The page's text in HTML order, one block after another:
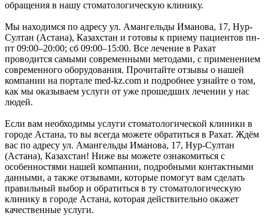
обращения в нашу стоматологическую клинику.
Мы находимся по адресу ул. Амангельды Иманова, 17, Нур-
Султан (Астана), Казахстан и готовы к приему пациентов пн-
пт 09:00–20:00; сб 09:00–15:00. Все лечение в Рахат
проводится самыми современными методами, с применением
современного оборудования. Прочитайте отзывы о нашей
компании на портале med-kz.com и подробнее узнайте о том,
как мы оказываем услуги от уже прошедших лечении у нас
людей.
Если вам необходимы услуги стоматологической клиники в
городе Астана, то вы всегда можете обратиться в Рахат. Ждём
вас по адресу ул. Амангельды Иманова, 17, Нур-Султан
(Астана), Казахстан! Ниже вы можете ознакомиться с
особенностями нашей компании, подробными контактными
данными, а также отзывами, которые помогут вам сделать
правильный выбор и обратиться в ту стоматологическую
клинику в городе Астана, которая действительно окажет
качественные услуги.